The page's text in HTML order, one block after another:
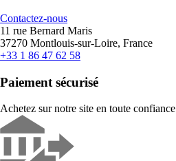
Contactez-nous
11 rue Bernard Maris
37270 Montlouis-sur-Loire, France
+33 1 86 47 62 58
Paiement sécurisé
Achetez sur notre site en toute confiance